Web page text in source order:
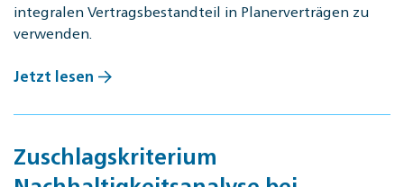
integralen Vertragsbestandteil in Planerverträgen zu
verwenden.
Jetzt lesen
Zuschlagskriterium